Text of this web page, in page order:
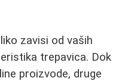
zavisi od vaših
trepavica. Dok
proizvode, druge